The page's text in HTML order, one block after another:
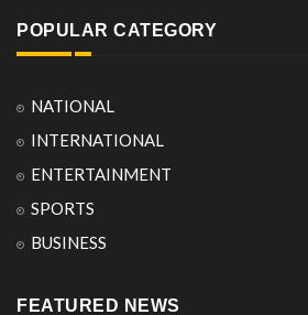
POPULAR CATEGORY
NATIONAL
INTERNATIONAL
ENTERTAINMENT
SPORTS
BUSINESS
FEATURED NEWS